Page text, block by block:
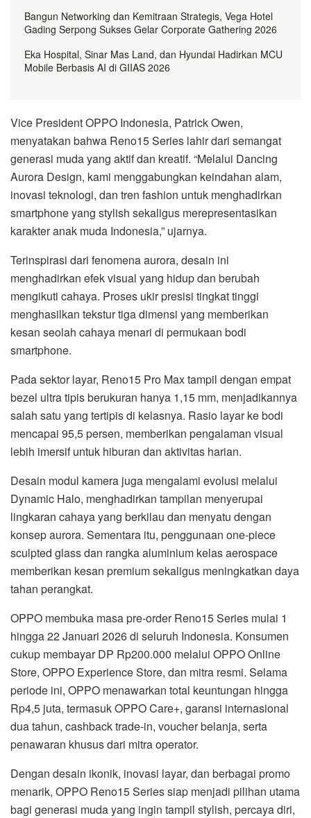
Bangun Networking dan Kemitraan Strategis, Vega Hotel
Gading Serpong Sukses Gelar Corporate Gathering 2026
Eka Hospital, Sinar Mas Land, dan Hyundai Hadirkan MCU
Mobile Berbasis AI di GIIAS 2026
Vice President OPPO Indonesia, Patrick Owen,
menyatakan bahwa Reno15 Series lahir dari semangat
generasi muda yang aktif dan kreatif. “Melalui Dancing
Aurora Design, kami menggabungkan keindahan alam,
inovasi teknologi, dan tren fashion untuk menghadirkan
smartphone yang stylish sekaligus merepresentasikan
karakter anak muda Indonesia,” ujarnya.
Terinspirasi dari fenomena aurora, desain ini
menghadirkan efek visual yang hidup dan berubah
mengikuti cahaya. Proses ukir presisi tingkat tinggi
menghasilkan tekstur tiga dimensi yang memberikan
kesan seolah cahaya menari di permukaan bodi
smartphone.
Pada sektor layar, Reno15 Pro Max tampil dengan empat
bezel ultra tipis berukuran hanya 1,15 mm, menjadikannya
salah satu yang tertipis di kelasnya. Rasio layar ke bodi
mencapai 95,5 persen, memberikan pengalaman visual
lebih imersif untuk hiburan dan aktivitas harian.
Desain modul kamera juga mengalami evolusi melalui
Dynamic Halo, menghadirkan tampilan menyerupai
lingkaran cahaya yang berkilau dan menyatu dengan
konsep aurora. Sementara itu, penggunaan one-piece
sculpted glass dan rangka aluminium kelas aerospace
memberikan kesan premium sekaligus meningkatkan daya
tahan perangkat.
OPPO membuka masa pre-order Reno15 Series mulai 1
hingga 22 Januari 2026 di seluruh Indonesia. Konsumen
cukup membayar DP Rp200.000 melalui OPPO Online
Store, OPPO Experience Store, dan mitra resmi. Selama
periode ini, OPPO menawarkan total keuntungan hingga
Rp4,5 juta, termasuk OPPO Care+, garansi internasional
dua tahun, cashback trade-in, voucher belanja, serta
penawaran khusus dari mitra operator.
Dengan desain ikonik, inovasi layar, dan berbagai promo
menarik, OPPO Reno15 Series siap menjadi pilihan utama
bagi generasi muda yang ingin tampil stylish, percaya diri,